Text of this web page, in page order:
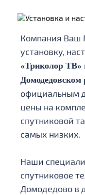
Компания Ваш
установку,
«Триколор ТВ»
Домодедовском
официальным
цены на
спутниковой
самых низких.
Наши
спутниковое
Домодедово в